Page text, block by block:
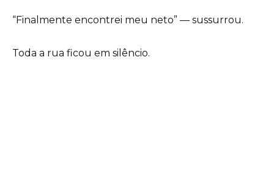
“Finalmente encontrei meu neto” — sussurrou.
Toda a rua ficou em silêncio.